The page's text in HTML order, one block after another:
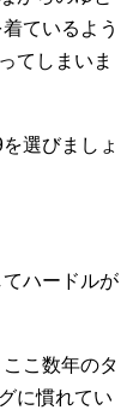
ているよう
てしまいま
選びましょ
ハードルが
こ数年のタ
に慣れてい